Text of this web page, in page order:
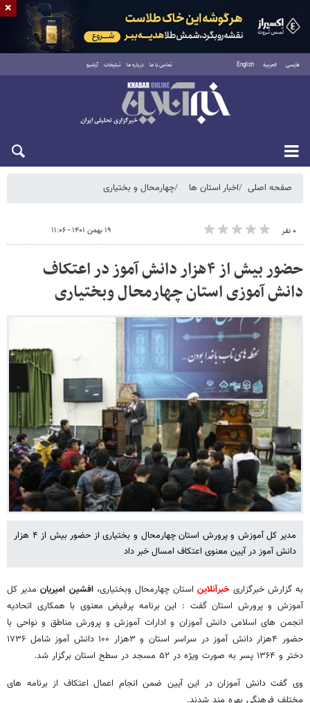
فارسی العربية English تماس با ما درباره ما تبلیغات آرشیو
شنبه ۱۷ مرداد ۱۴۰۵
صفحه اصلی اخبار استان ها چهارمحال و بختیاری
۰ نفر ۱۹ بهمن ۱۴۰۱ - ۱۱:۰۶
حضور بیش از ۴هزار دانش آموز در اعتکاف
دانش آموزی استان چهارمحال وبختیاری
مدیر کل آموزش و پرورش استان چهارمحال و بختیاری از حضور بیش از ۴ هزار
دانش آموز در آیین معنوی اعتکاف امسال خبر داد
به گزارش خبرگزاریخبرآنلایناستان چهارمحال وبختیاری،افشین امیریانمدیر کل
آموزش و پرورش استان گفت : این برنامه پرفیض معنوی با همکاری اتحادیه
انجمن های اسلامی دانش آموزان و ادارات آموزش و پرورش مناطق و نواحی با
حضور ۴هزار دانش آموز در سراسر استان و ۳هزار ۱۰۰ دانش آموز شامل ۱۷۳۶
دختر و ۱۳۶۴ پسر به صورت ویژه در ۵۲ مسجد در سطح استان برگزار شد.
وی گفت دانش آموزان در این آیین ضمن انجام اعمال اعتکاف از برنامه های
مختلف فرهنگی بهره مند شدند.
×